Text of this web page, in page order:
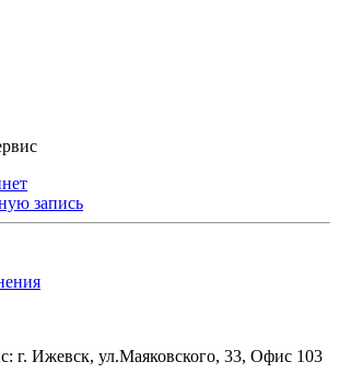
запись
г. Ижевск, ул.Маяковского, 33, Офис 103